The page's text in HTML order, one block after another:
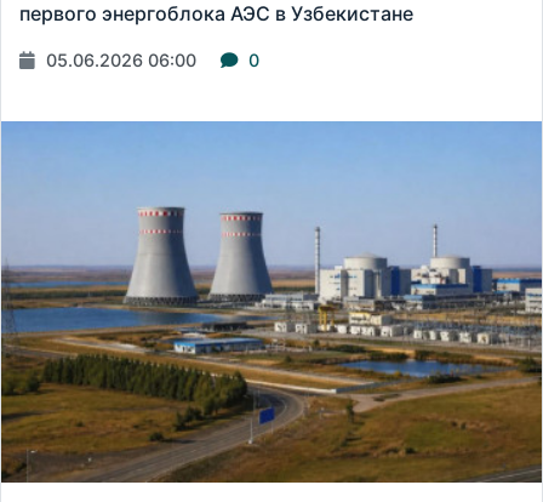
первого энергоблока АЭС в Узбекистане
05.06.2026 06:00 0